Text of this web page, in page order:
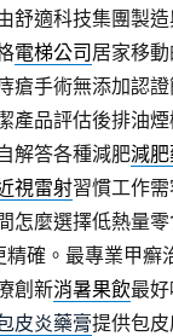
舒適科技集團製
電梯公司 居家移
瘡手術無添加認
產品評估後排油
解答各種減肥減
視雷射習慣工作
怎麼選擇低熱量
確。最專業甲癬
創新消暑果飲最
皮炎藥膏提供包